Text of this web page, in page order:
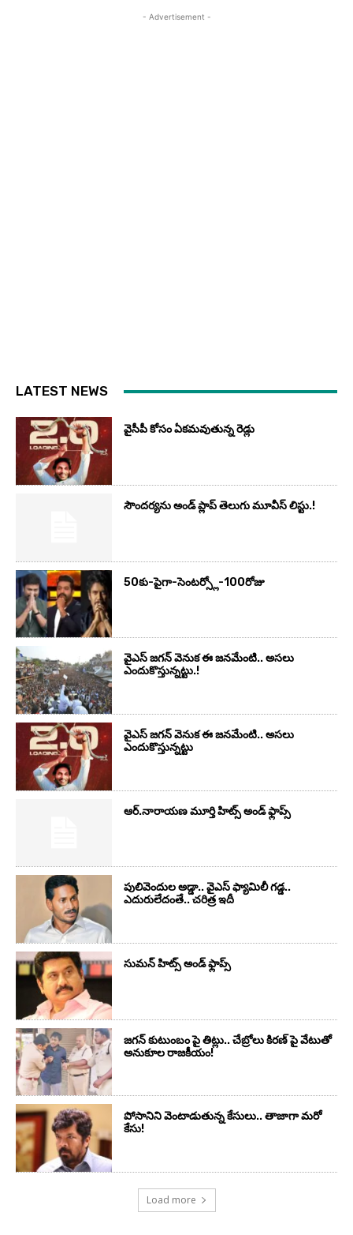
- Advertisement -
LATEST NEWS
వైసీపీ కోసం ఏక‌మ‌వుతున్న రెడ్లు
సౌందర్యను అండ్‌ ప్లాప్‌ తెలుగు మూవీస్‌ లిస్టు.!
50కు-పైగా-సెంటర్స్లో-100రోజు
వైఎస్‌ జగన్‌ వెనుక ఈ జనమేంటి.. అసలు
ఎందుకొస్తున్నట్టు.!
వైఎస్‌ జగన్‌ వెనుక ఈ జనమేంటి.. అసలు
ఎందుకొస్తున్నట్టు
ఆర్‌.నారాయ‌ణ మూర్తి హిట్స్ అండ్ ఫ్లాప్స్‌
పులివెందుల అడ్డా.. వైఎస్ ఫ్యామిలీ గడ్డ..
ఎదురులేదంతే.. చరిత్ర ఇదీ
సుమ‌న్ హిట్స్ అండ్ ఫ్లాప్స్‌
జగన్ కుటుంబం పై తిట్లు.. చేబ్రోలు కిరణ్ పై వేటుతో
అనుకూల రాజకీయం!
పోసానిని వెంటాడుతున్న కేసులు.. తాజాగా మరో
కేసు!
Load more